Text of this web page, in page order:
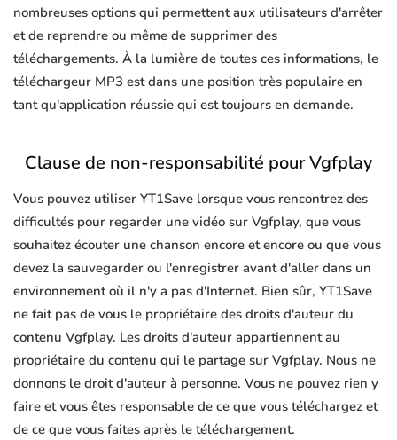
nombreuses options qui permettent aux utilisateurs d'arrêter
et de reprendre ou même de supprimer des
téléchargements. À la lumière de toutes ces informations, le
téléchargeur MP3 est dans une position très populaire en
tant qu'application réussie qui est toujours en demande.
Clause de non-responsabilité pour Vgfplay
Vous pouvez utiliser YT1Save lorsque vous rencontrez des
difficultés pour regarder une vidéo sur Vgfplay, que vous
souhaitez écouter une chanson encore et encore ou que vous
devez la sauvegarder ou l'enregistrer avant d'aller dans un
environnement où il n'y a pas d'Internet. Bien sûr, YT1Save
ne fait pas de vous le propriétaire des droits d'auteur du
contenu Vgfplay. Les droits d'auteur appartiennent au
propriétaire du contenu qui le partage sur Vgfplay. Nous ne
donnons le droit d'auteur à personne. Vous ne pouvez rien y
faire et vous êtes responsable de ce que vous téléchargez et
de ce que vous faites après le téléchargement.